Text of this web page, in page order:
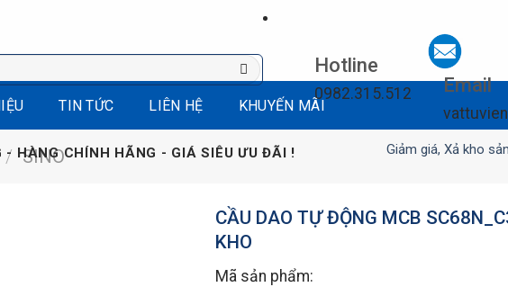
Hotline
0982.315.512 Email
- HÀNG CHÍNH HÃNG - GIÁ SIÊU ƯU ĐÃI ! Giảm giá, Xả kho sản phẩm
TIN TỨC LIÊN HỆ KHUYẾN MÃI
/ SINO
CẦU DAO TỰ ĐỘNG MCB
KHO
Mã sản phẩm: